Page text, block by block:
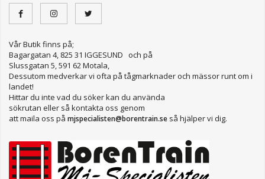
Vår Butik finns på;
Bagargatan 4, 825 31 IGGESUND och på
Slussgatan 5, 591 62 Motala,
Dessutom medverkar vi ofta på tågmarknader och mässor runt om i
landet!
Hittar du inte vad du söker kan du använda
sökrutan eller så kontakta oss genom
att maila oss på mjspecialisten@borentrain.se så hjälper vi dig.